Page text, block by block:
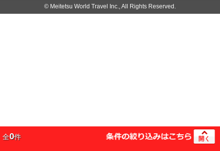
© Meitetsu World Travel Inc., All Rights Reserved.
全0件 開く